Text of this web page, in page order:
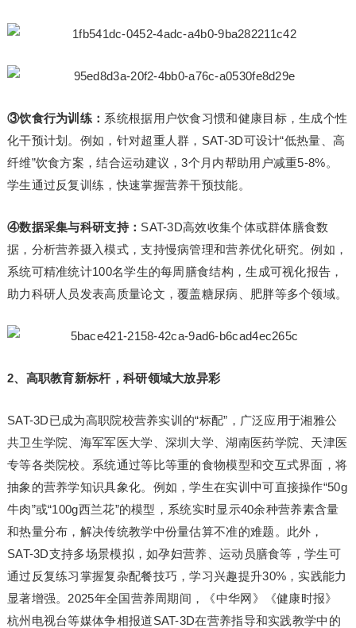
③饮食行为训练： 系统根据用户饮食习惯和健康目标，生成个性
化干预计划。例如，针对超重人群，SAT-3D可设计“低热量、高
纤维”饮食方案，结合运动建议，3个月内帮助用户减重5-8%。
学生通过反复训练，快速掌握营养干预技能。
④数据采集与科研支持： SAT-3D高效收集个体或群体膳食数
据，分析营养摄入模式，支持慢病管理和营养优化研究。例如，
系统可精准统计100名学生的每周膳食结构，生成可视化报告，
助力科研人员发表高质量论文，覆盖糖尿病、肥胖等多个领域。
2、高职教育新标杆，科研领域大放异彩
SAT-3D已成为高职院校营养实训的“标配”，广泛应用于湘雅公
共卫生学院、海军军医大学、深圳大学、湖南医药学院、天津医
专等各类院校。系统通过等比等重的食物模型和交互式界面，将
抽象的营养学知识具象化。例如，学生在实训中可直接操作“50g
牛肉”或“100g西兰花”的模型，系统实时显示40余种营养素含量
和热量分布，解决传统教学中份量估算不准的难题。此外，
SAT-3D支持多场景模拟，如孕妇营养、运动员膳食等，学生可
通过反复练习掌握复杂配餐技巧，学习兴趣提升30%，实践能力
显著增强。2025年全国营养周期间，《中华网》《健康时报》
杭州电视台等媒体争相报道SAT-3D在营养指导和实践教学中的